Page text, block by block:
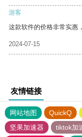
游客
这款软件的价格非常实惠
2024-07-15
友情链接
网站地图 QuickQ
坚果加速器
tiktok加